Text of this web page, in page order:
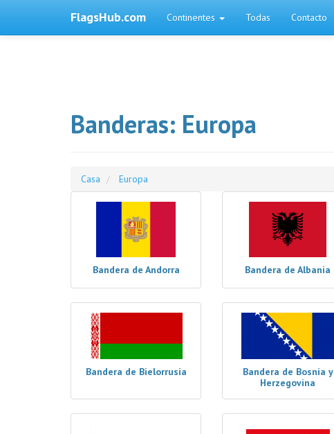
FlagsHub.com Continentes Todas Contacto
Banderas: Europa
Casa Europa
Bandera de Andorra Bandera de Albania
Bandera de Bielorrusia
Bandera de Bosnia y
Herzegovina